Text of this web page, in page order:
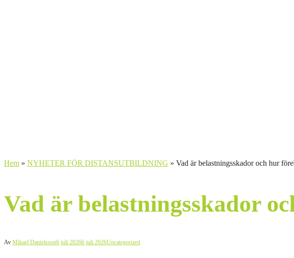
Hem » NYHETER FÖR DISTANSUTBILDNING » Vad är belastningsskador och hur
Vad är belastningsskador
Av Mikael Danielsson6 juli 20266 juli 2026Uncategorized